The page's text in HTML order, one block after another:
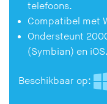
telefoons.
Compatibel met
Ondersteunt
(Symbian) en iOS.
Beschikbaar op: